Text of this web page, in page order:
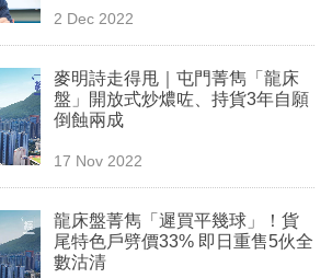
2 Dec 2022
麥明詩走得甩｜屯門菁雋「龍床
盤」開放式炒燶咗、持貨3年自願
倒蝕兩成
17 Nov 2022
龍床盤菁雋「遲買平幾球」！貨
尾特色戶劈價33% 即日重售5伙全
數沽清